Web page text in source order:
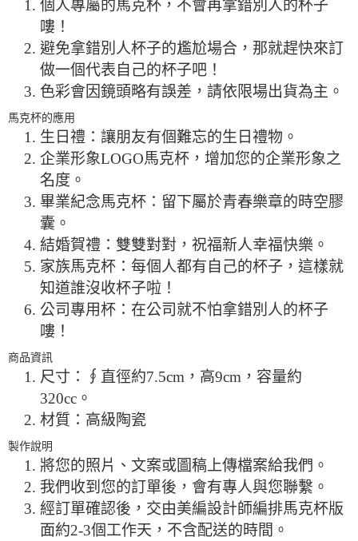
個人專屬的馬克杯，不會再拿錯別人的杯子
嘍！
避免拿錯別人杯子的尷尬場合，那就趕快來訂
做一個代表自己的杯子吧！
色彩會因鏡頭略有誤差，請依限場出貨為主。
馬克杯的應用
生日禮：讓朋友有個難忘的生日禮物。
企業形象LOGO馬克杯，增加您的企業形象之
名度。
畢業紀念馬克杯：留下屬於青春樂章的時空膠
囊。
結婚賀禮：雙雙對對，祝福新人幸福快樂。
家族馬克杯：每個人都有自己的杯子，這樣就
知道誰沒收杯子啦！
公司專用杯：在公司就不怕拿錯別人的杯子
嘍！
商品資訊
尺寸：∮直徑約7.5cm，高9cm，容量約
320cc。
材質：高級陶瓷
製作說明
將您的照片、文案或圖稿上傳檔案給我們。
我們收到您的訂單後，會有專人與您聯繫。
經訂單確認後，交由美編設計師編排馬克杯版
面約2-3個工作天，不含配送的時間。